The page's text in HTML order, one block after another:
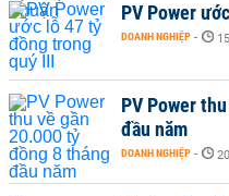
PV Power
DOANH NGHIỆP -
PV Power
đầu năm
DOANH NGHIỆP -